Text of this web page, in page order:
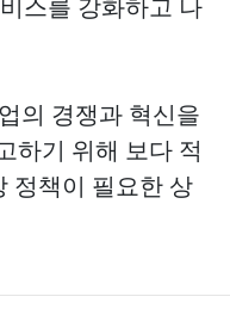
스를 강화하고 나
의 경쟁과 혁신을
하기 위해 보다 적
정책이 필요한 상